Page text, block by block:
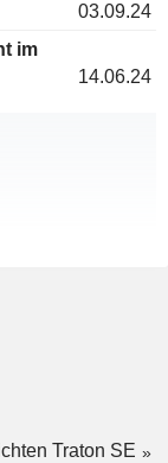
03.09.24
im
14.06.24
Traton SE